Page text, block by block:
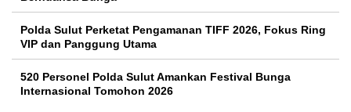
Polda Sulut Perketat Pengamanan TIFF 2026, Fokus Ring
VIP dan Panggung Utama
520 Personel Polda Sulut Amankan Festival Bunga
Internasional Tomohon 2026